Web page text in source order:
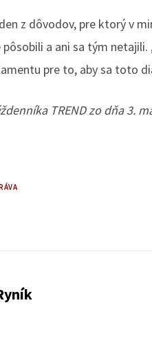
z dôvodov, pre ktorý v
a ani sa tým
pre to, aby sa toto
TREND zo dňa 3.